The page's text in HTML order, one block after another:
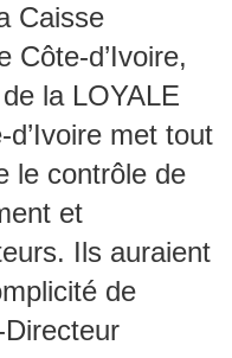
Caisse
Côte-d’Ivoire,
la LOYALE
met tout
le contrôle de
et
Ils auraient
de